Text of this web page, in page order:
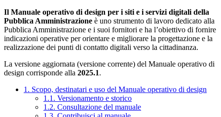
Il Manuale operativo di design per i siti e i servizi digitali della
Pubblica Amministrazione è uno strumento di lavoro dedicato alla
Pubblica Amministrazione e i suoi fornitori e ha l’obiettivo di fornire
indicazioni operative per orientare e migliorare la progettazione e la
realizzazione dei punti di contatto digitali verso la cittadinanza.
La versione aggiornata (versione corrente) del Manuale operativo di
design corrisponde alla 2025.1.
1. Scopo, destinatari e uso del Manuale operativo di design
1.1. Versionamento e storico
1.2. Consultazione del manuale